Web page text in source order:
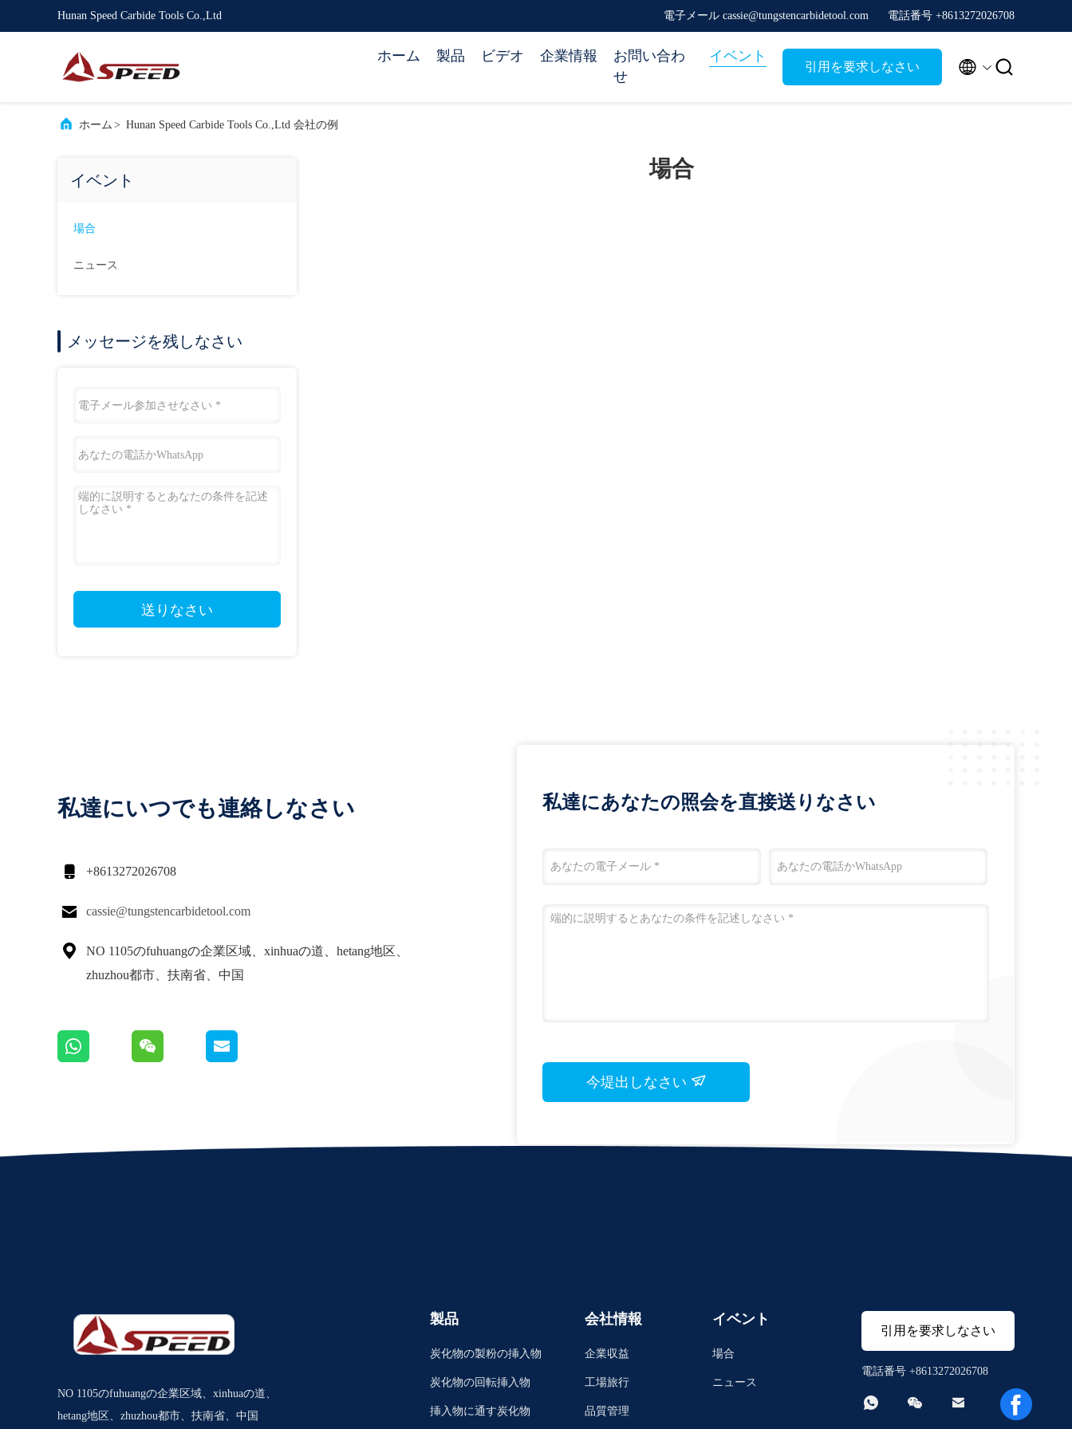
Hunan Speed Carbide Tools Co.,Ltd 電子メール cassie@tungstencarbidetool.com 電話番号 +8613272026708
ホーム 製品 ビデオ 企業情報
お問い合わ
せ
イベント
引用を要求しなさい  
ホーム > Hunan Speed Carbide Tools Co.,Ltd 会社の例
イベント
場合
ニュース
メッセージを残しなさい
送りなさい
場合
私達にいつでも連絡しなさい
 +8613272026708
 cassie@tungstencarbidetool.com

NO 1105のfuhuangの企業区域、xinhuaの道、hetang地区、
zhuzhou都市、扶南省、中国
私達にあなたの照会を直接送りなさい
今堤出しなさい
NO 1105のfuhuangの企業区域、xinhuaの道、
hetang地区、zhuzhou都市、扶南省、中国
製品
炭化物の製粉の挿入物
炭化物の回転挿入物
挿入物に通す炭化物
会社情報
企業収益
工場旅行
品質管理
イベント
場合
ニュース
引用を要求しなさい
電話番号 +8613272026708
  